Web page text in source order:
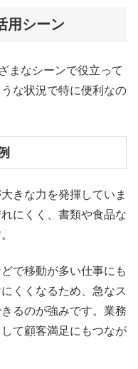
用シーン
まなシーンで役立って
な状況で特に便利なの
きな力を発揮していま
にくく、書類や食品な
で移動が多い仕事にも
くくなるため、急なス
るのが強みです。業務
て顧客満足にもつなが